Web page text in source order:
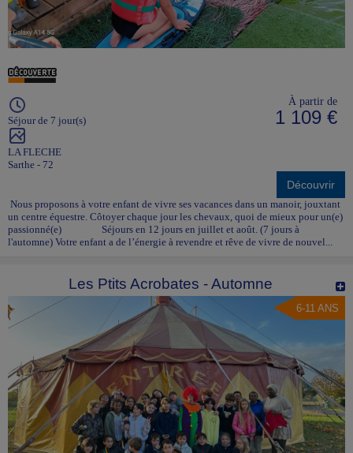
Séjour de 7 jour(s)
LA FLECHE
Sarthe - 72
À partir de
1 109 €
Découvrir
Nous proposons à votre enfant de vivre ses vacances dans un manoir, jouxtant
un centre équestre. Côtoyer chaque jour les chevaux, quoi de mieux pour un(e)
passionné(e) Séjours en 12 jours en juillet et août. (7 jours à
l'automne) Votre enfant a de l’énergie à revendre et rêve de vivre de nouvel...
Les Ptits Acrobates - Automne
6-11 ANS